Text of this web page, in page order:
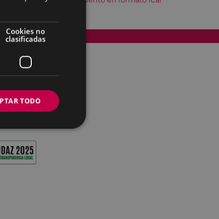
Accesibilidad
Cookies no
clasificadas
TODO